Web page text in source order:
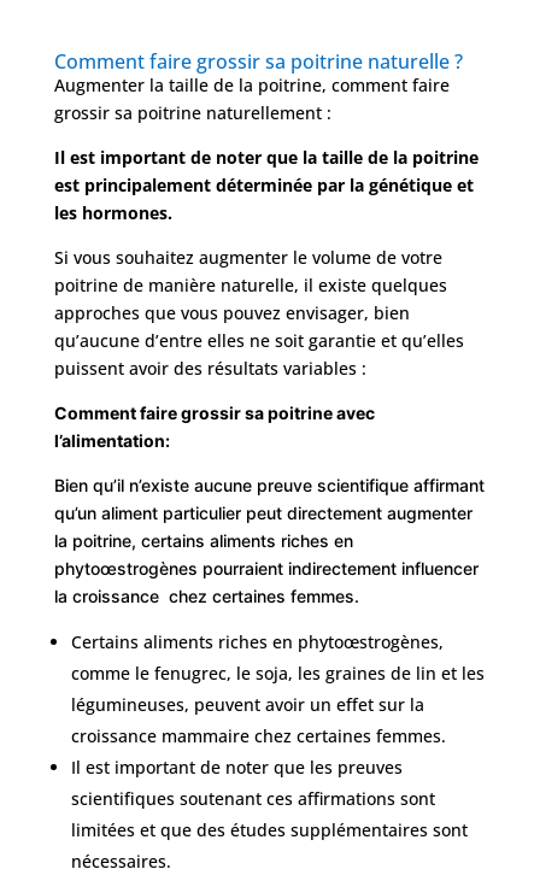
Services
Nos
cliniques
Nos
articles
Avant
Après
Gratuit
Comment faire grossir sa poitrine naturelle ?
Augmenter la taille de la poitrine, comment faire
grossir sa poitrine naturellement :
Il est important de noter que la taille de la poitrine
est principalement déterminée par la génétique et
les hormones.
Si vous souhaitez augmenter le volume de votre
poitrine de manière naturelle, il existe quelques
approches que vous pouvez envisager, bien
qu’aucune d’entre elles ne soit garantie et qu’elles
puissent avoir des résultats variables :
Comment faire grossir sa poitrine avec
l’alimentation:
Bien qu’il n’existe aucune preuve scientifique affirmant
qu’un aliment particulier peut directement augmenter
la poitrine, certains aliments riches en
phytoœstrogènes pourraient indirectement influencer
la croissance chez certaines femmes.
Certains aliments riches en phytoœstrogènes,
comme le fenugrec, le soja, les graines de lin et les
légumineuses, peuvent avoir un effet sur la
croissance mammaire chez certaines femmes.
Il est important de noter que les preuves
scientifiques soutenant ces affirmations sont
limitées et que des études supplémentaires sont
nécessaires.